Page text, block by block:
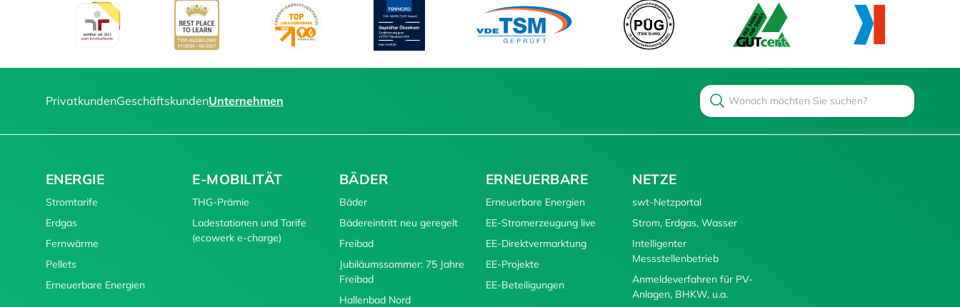
PrivatkundenGeschäftskundenUnternehmen
Search
ENERGIE
Stromtarife
Erdgas
Fernwärme
Pellets
Erneuerbare Energien
E-MOBILITÄT
THG-Prämie
Ladestationen und Tarife
(ecowerk e-charge)
BÄDER
Bäder
Bädereintritt neu geregelt
Freibad
Jubiläumssommer: 75 Jahre
Freibad
Hallenbad Nord
ERNEUERBARE
Erneuerbare Energien
EE-Stromerzeugung live
EE-Direktvermarktung
EE-Projekte
EE-Beteiligungen
NETZE
swt-Netzportal
Strom, Erdgas, Wasser
Intelligenter
Messstellenbetrieb
Anmeldeverfahren für PV-
Anlagen, BHKW, u.a.